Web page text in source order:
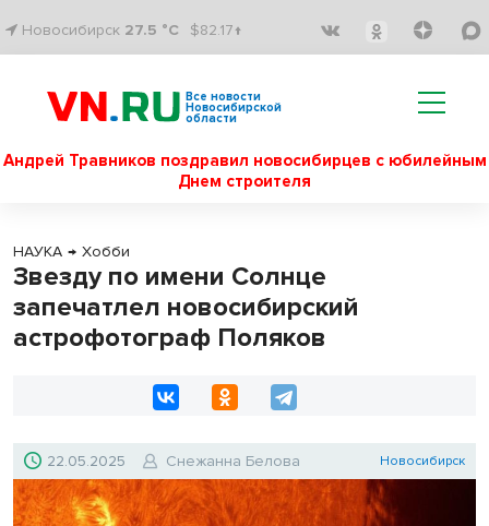
Новосибирск 27.5 °C $82.17↑
Все новости
Новосибирской
области
Андрей Травников поздравил новосибирцев с юбилейным
Днем строителя
НАУКА → Хобби
Звезду по имени Солнце
запечатлел новосибирский
астрофотограф Поляков
22.05.2025 Снежанна Белова Новосибирск